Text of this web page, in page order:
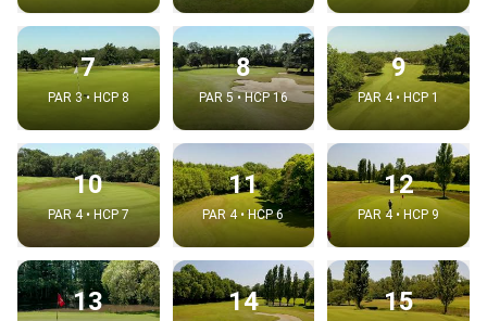
7
PAR 3 • HCP 8
8
PAR 5 • HCP 16
9
PAR 4 • HCP 1
10
PAR 4 • HCP 7
11
PAR 4 • HCP 6
12
PAR 4 • HCP 9
13 14 15